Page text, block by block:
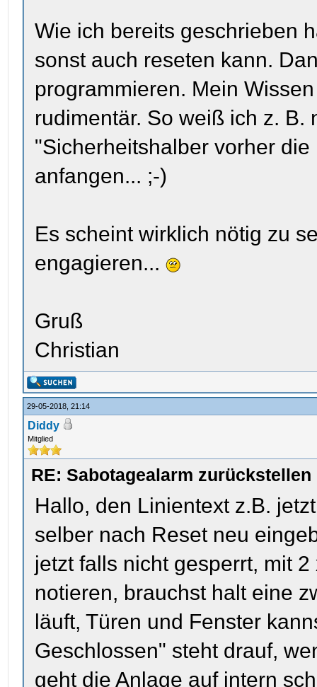
Wie ich bereits geschrieben
sonst auch reseten kann.
programmieren. Mein
rudimentär. So weiß ich z. B.
"Sicherheitshalber vorher
anfangen... ;-)
Es scheint wirklich nötig zu
engagieren...
Gruß
Christian
29-05-2018, 21:14
Diddy
Mitglied
RE: Sabotagealarm zurückstellen
Hallo, den Linientext z.B.
selber nach Reset neu
jetzt falls nicht gesperrt, mit
notieren, brauchst halt eine
läuft, Türen und Fenster
Geschlossen" steht drauf,
geht die Anlage auf intern